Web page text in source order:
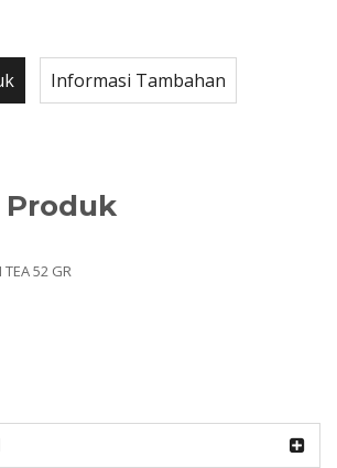
Informasi Tambahan
Produk
TEA 52 GR